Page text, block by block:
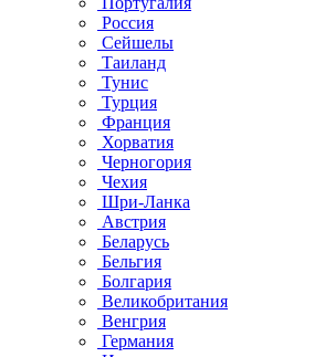
Россия
Сейшелы
Таиланд
Тунис
Турция
Франция
Хорватия
Черногория
Чехия
Шри-Ланка
Австрия
Беларусь
Бельгия
Болгария
Великобритания
Венгрия
Германия